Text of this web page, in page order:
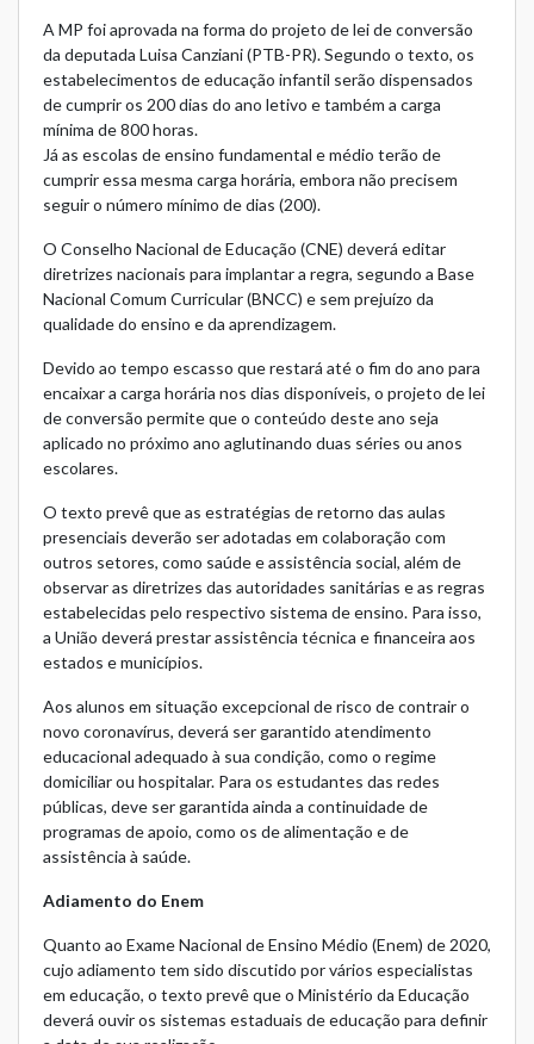
A MP foi aprovada na forma do projeto de lei de conversão
da deputada Luisa Canziani (PTB-PR). Segundo o texto, os
estabelecimentos de educação infantil serão dispensados
de cumprir os 200 dias do ano letivo e também a carga
mínima de 800 horas.
Já as escolas de ensino fundamental e médio terão de
cumprir essa mesma carga horária, embora não precisem
seguir o número mínimo de dias (200).
O Conselho Nacional de Educação (CNE) deverá editar
diretrizes nacionais para implantar a regra, segundo a Base
Nacional Comum Curricular (BNCC) e sem prejuízo da
qualidade do ensino e da aprendizagem.
Devido ao tempo escasso que restará até o fim do ano para
encaixar a carga horária nos dias disponíveis, o projeto de lei
de conversão permite que o conteúdo deste ano seja
aplicado no próximo ano aglutinando duas séries ou anos
escolares.
O texto prevê que as estratégias de retorno das aulas
presenciais deverão ser adotadas em colaboração com
outros setores, como saúde e assistência social, além de
observar as diretrizes das autoridades sanitárias e as regras
estabelecidas pelo respectivo sistema de ensino. Para isso,
a União deverá prestar assistência técnica e financeira aos
estados e municípios.
Aos alunos em situação excepcional de risco de contrair o
novo coronavírus, deverá ser garantido atendimento
educacional adequado à sua condição, como o regime
domiciliar ou hospitalar. Para os estudantes das redes
públicas, deve ser garantida ainda a continuidade de
programas de apoio, como os de alimentação e de
assistência à saúde.
Adiamento do Enem
Quanto ao Exame Nacional de Ensino Médio (Enem) de 2020,
cujo adiamento tem sido discutido por vários especialistas
em educação, o texto prevê que o Ministério da Educação
deverá ouvir os sistemas estaduais de educação para definir